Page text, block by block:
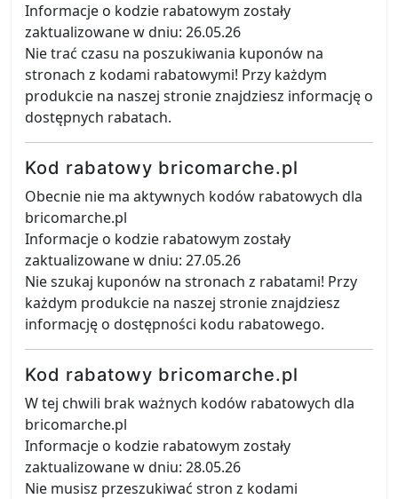
Informacje o kodzie rabatowym zostały
zaktualizowane w dniu: 26.05.26
Nie trać czasu na poszukiwania kuponów na
stronach z kodami rabatowymi! Przy każdym
produkcie na naszej stronie znajdziesz informację o
dostępnych rabatach.
Kod rabatowy bricomarche.pl
Obecnie nie ma aktywnych kodów rabatowych dla
bricomarche.pl
Informacje o kodzie rabatowym zostały
zaktualizowane w dniu: 27.05.26
Nie szukaj kuponów na stronach z rabatami! Przy
każdym produkcie na naszej stronie znajdziesz
informację o dostępności kodu rabatowego.
Kod rabatowy bricomarche.pl
W tej chwili brak ważnych kodów rabatowych dla
bricomarche.pl
Informacje o kodzie rabatowym zostały
zaktualizowane w dniu: 28.05.26
Nie musisz przeszukiwać stron z kodami